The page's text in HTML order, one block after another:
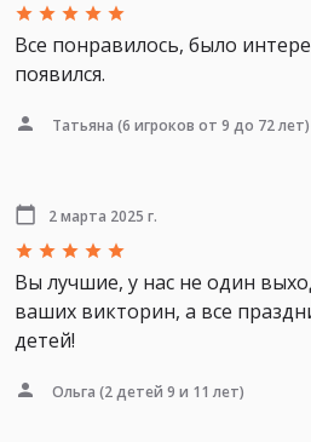
Все понравилось, было
появился.
Татьяна (6 игроков от 9 до 72 лет)
2 марта 2025 г.
Вы лучшие, у нас не один
ваших викторин, а все
детей!
Ольга (2 детей 9 и 11 лет)